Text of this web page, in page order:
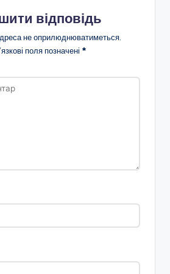
відповідь
не оприлюднюватиметься.
поля позначені *